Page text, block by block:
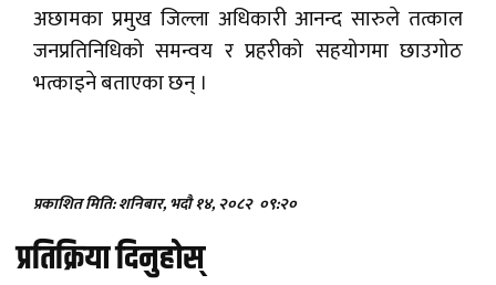
अछामका प्रमुख जिल्ला अधिकारी आनन्द सारुले तत्काल
जनप्रतिनिधिको समन्वय र प्रहरीको सहयोगमा छाउगोठ
भत्काइने बताएका छन् ।
प्रकाशित मिति: शनिबार, भदौ १४, २०८२ ०९:२०
प्रतिक्रिया दिनुहोस्